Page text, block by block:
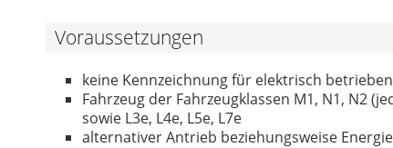
Voraussetzungen
keine Kennzeichnung für elektrisch
Fahrzeug der Fahrzeugklassen M1, N1, N2
sowie L3e, L4e, L5e, L7e
alternativer Antrieb beziehungsweise